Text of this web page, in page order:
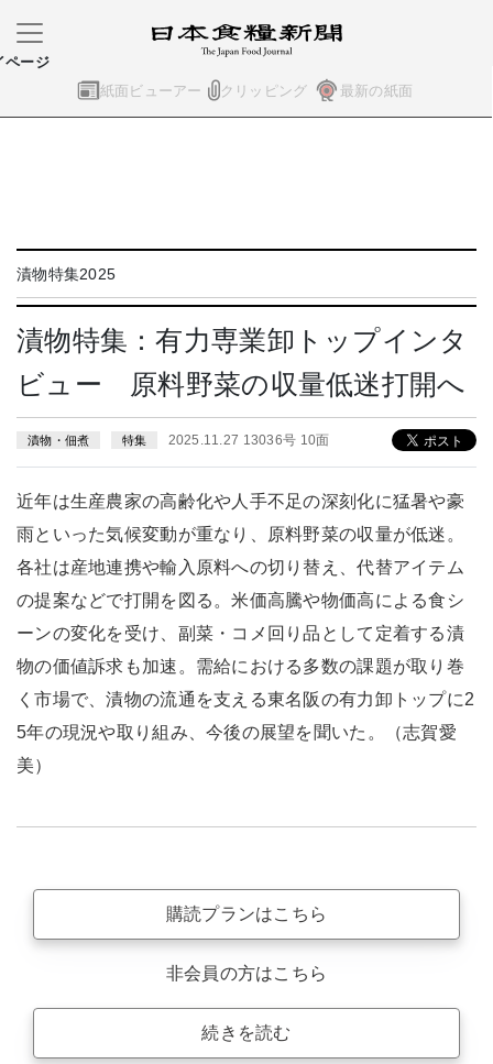
紙面ビューアー クリッピング 最新の紙面
ページ
漬物特集2025
漬物特集：有力専業卸トップインタ
ビュー 原料野菜の収量低迷打開へ
漬物・佃煮 特集 2025.11.27 13036号 10面
近年は生産農家の高齢化や人手不足の深刻化に猛暑や豪
雨といった気候変動が重なり、原料野菜の収量が低迷。
各社は産地連携や輸入原料への切り替え、代替アイテム
の提案などで打開を図る。米価高騰や物価高による食シ
ーンの変化を受け、副菜・コメ回り品として定着する漬
物の価値訴求も加速。需給における多数の課題が取り巻
く市場で、漬物の流通を支える東名阪の有力卸トップに2
5年の現況や取り組み、今後の展望を聞いた。（志賀愛
美）
購読プランはこちら
非会員の方はこちら
続きを読む